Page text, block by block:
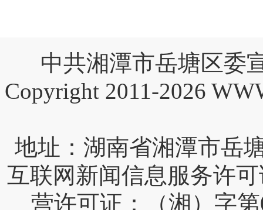
中共湘潭市岳塘区委
Copyright 2011-2026
互联网新闻信息服务许
营许可证：（湘）字第